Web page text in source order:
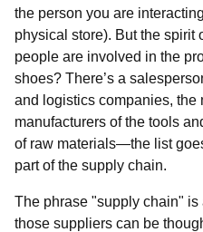
the person you are
physical store). But the spirit
people are involved in the
shoes? There’s a
and logistics companies, the
manufacturers of the tools
of raw materials—the list
part of the supply chain.
The phrase "supply chain"
those suppliers can be